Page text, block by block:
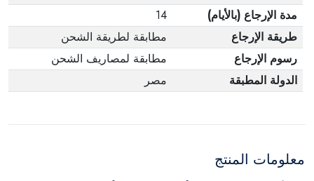
مدة الإرجاع (بالأيام)
14
طريقة الإرجاع
مطابقة لطريقة الشحن
رسوم الإرجاع
مطابقة لمصاريف الشحن
الدولة المطبقة
مصر
معلومات المنتج